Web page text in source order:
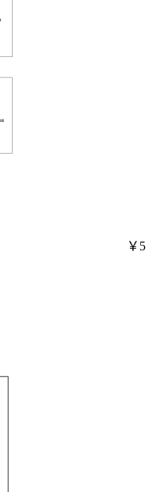
￥5